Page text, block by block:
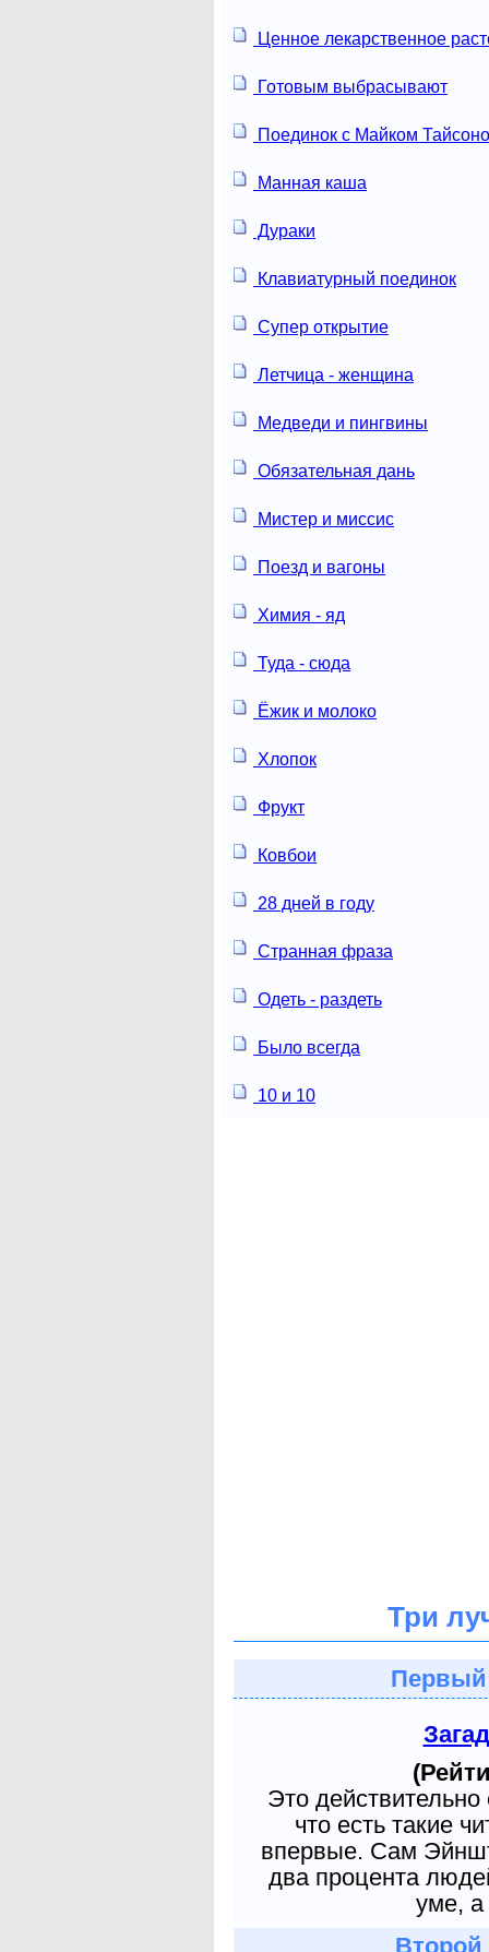
Ценное лекарственное
Готовым выбрасывают
Поединок с Майком
Манная каша
Дураки
Клавиатурный поединок
Супер открытие
Летчица - женщина
Медведи и пингвины
Обязательная дань
Мистер и миссис
Поезд и вагоны
Химия - яд
Туда - сюда
Ёжик и молоко
Хлопок
Фрукт
Ковбои
28 дней в году
Странная фраза
Одеть - раздеть
Было всегда
10 и 10
Три
Это
что есть такие
впервые. Сам
два процента
уме, а